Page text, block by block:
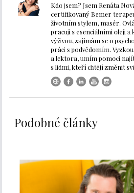
Kdo jsem? Jsem Renáta
certifikovaný Bemer
životním stylem, masér.
pracuji s esenciálními oleji a
výživou, zajímám se o
práci s podvědomím.
a lektora, umím pomoci
s lidmi, kteří chtějí změnit
Podobné články